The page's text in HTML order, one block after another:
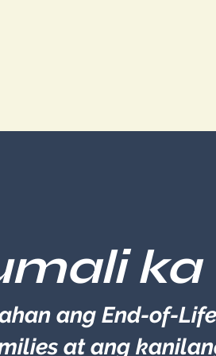
ka
ang End-of-
at ang